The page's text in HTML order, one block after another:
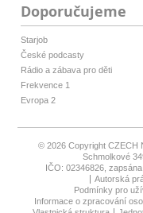
Doporučujeme
Starjob
České podcasty
Rádio a zábava pro děti
Frekvence 1
Evropa 2
© 2026 Copyright CZECH
Schmolkové
IČO: 02346826,
Autorská
Podmínky pro
Informace o zpracování